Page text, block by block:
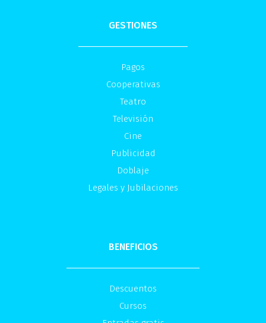
GESTIONES
Pagos
Cooperativas
Teatro
Televisión
Cine
Publicidad
Doblaje
Legales y Jubilaciones
BENEFICIOS
Descuentos
Cursos